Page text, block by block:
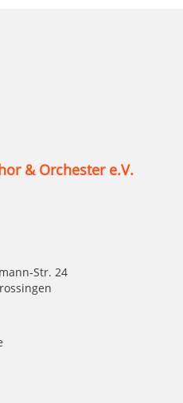
& Orchester e.V.
Str. 24